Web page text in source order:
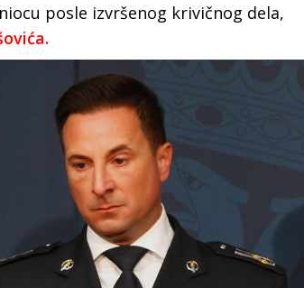
posle izvršenog krivičnog dela,